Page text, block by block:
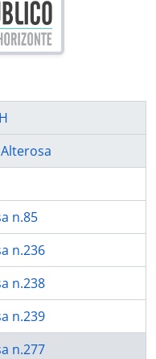
n.85
n.236
n.238
n.239
n.277